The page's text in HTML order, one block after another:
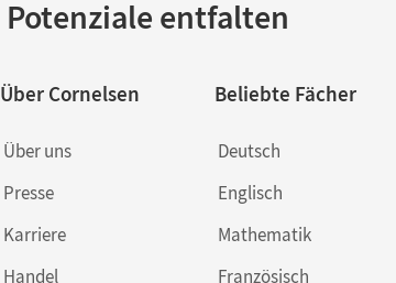
Potenziale entfalten
Über Cornelsen
Über uns
Presse
Karriere
Handel
Beliebte Fächer
Deutsch
Englisch
Mathematik
Französisch